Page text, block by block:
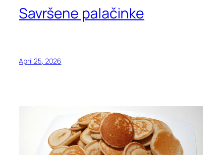
Savršene palačinke
April 25, 2026